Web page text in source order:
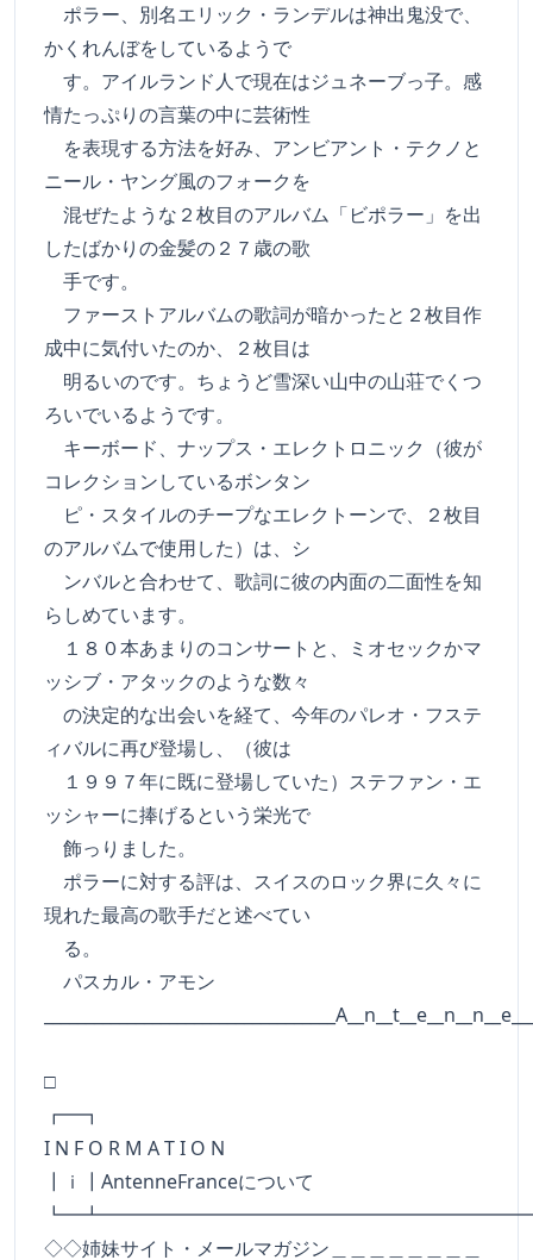
ポラー、別名エリック・ランデルは神出鬼没で、
かくれんぼをしているようで
す。アイルランド人で現在はジュネーブっ子。感
情たっぷりの言葉の中に芸術性
を表現する方法を好み、アンビアント・テクノと
ニール・ヤング風のフォークを
混ぜたような２枚目のアルバム「ビポラー」を出
したばかりの金髪の２７歳の歌
手です。
ファーストアルバムの歌詞が暗かったと２枚目作
成中に気付いたのか、２枚目は
明るいのです。ちょうど雪深い山中の山荘でくつ
ろいでいるようです。
キーボード、ナップス・エレクトロニック（彼が
コレクションしているボンタン
ピ・スタイルのチープなエレクトーンで、２枚目
のアルバムで使用した）は、シ
ンバルと合わせて、歌詞に彼の内面の二面性を知
らしめています。
１８０本あまりのコンサートと、ミオセックかマ
ッシブ・アタックのような数々
の決定的な出会いを経て、今年のパレオ・フステ
ィバルに再び登場し、（彼は
１９９７年に既に登場していた）ステファン・エ
ッシャーに捧げるという栄光で
飾っりました。
ポラーに対する評は、スイスのロック界に久々に
現れた最高の歌手だと述べてい
る。
パスカル・アモン
□
I N F O R M A T I O N
┃ｉ┃AntenneFranceについて
◇◇姉妹サイト・メールマガジン＿＿＿＿＿＿＿＿